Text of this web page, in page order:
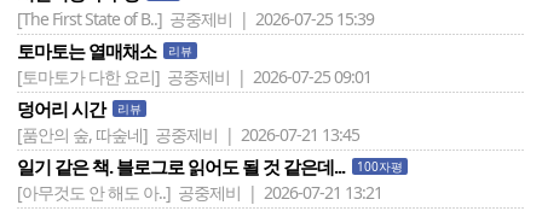
[The First State of B..] 공중제비 | 2026-07-25 15:39
토마토는 열매채소 리뷰
[토마토가 다한 요리] 공중제비 | 2026-07-25 09:01
덩어리 시간 리뷰
[품안의 숲, 따숲네] 공중제비 | 2026-07-21 13:45
일기 같은 책. 블로그로 읽어도 될 것 같은데... 100자평
[아무것도 안 해도 아..] 공중제비 | 2026-07-21 13:21